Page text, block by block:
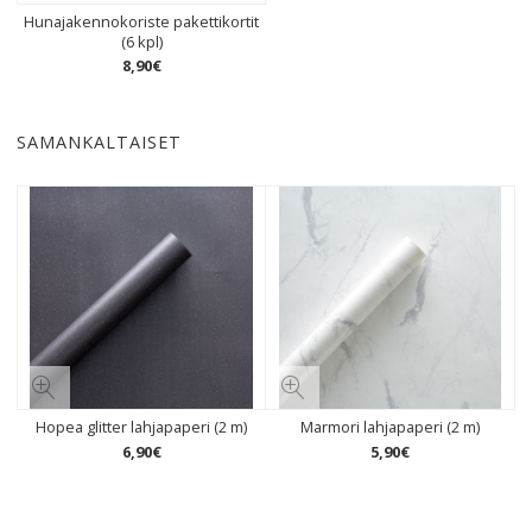
Hunajakennokoriste pakettikortit
(6 kpl)
8,90€
SAMANKALTAISET
Hopea glitter lahjapaperi (2 m)
6,90€
Marmori lahjapaperi (2 m)
5,90€